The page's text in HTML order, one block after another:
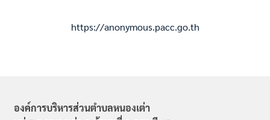
https://anonymous.pacc.go.th
องค์การบริหารส่วนตำบลหนองเต่า